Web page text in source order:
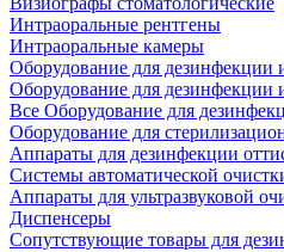
Интраоральные рентгены
Интраоральные камеры
Оборудование для дезинфекции
Оборудование для дезинфекции
Все Оборудование для
Оборудование для
Аппараты для дезинфекции
Системы автоматической
Аппараты для ультразвуковой
Диспенсеры
Сопутствующие товары для